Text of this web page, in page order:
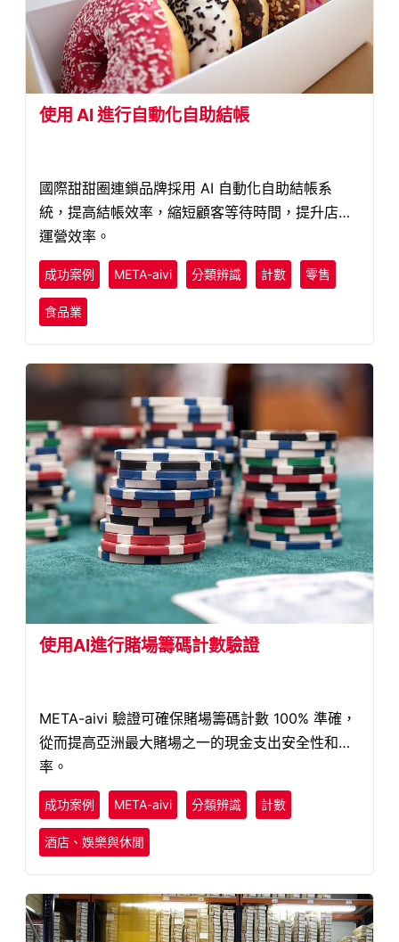
使用 AI 進行自動化自助結帳
國際甜甜圈連鎖品牌採用 AI 自動化自助結帳系
統，提高結帳效率，縮短顧客等待時間，提升店面
運營效率。
成功案例 META-aivi 分類辨識 計數 零售
食品業
使用AI進行賭場籌碼計數驗證
META-aivi 驗證可確保賭場籌碼計數 100% 準確，
從而提高亞洲最大賭場之一的現金支出安全性和效
率。
成功案例 META-aivi 分類辨識 計數
酒店、娛樂與休閒